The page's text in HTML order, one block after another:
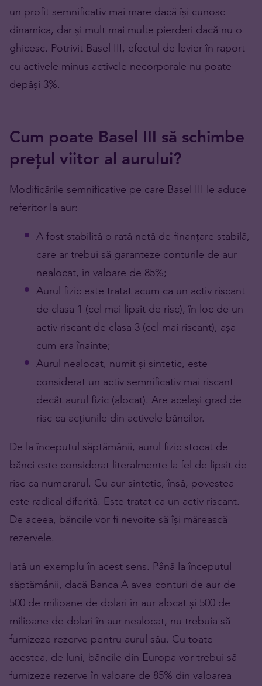
un profit semnificativ mai mare dacă își cunosc
dinamica, dar și mult mai multe pierderi dacă nu o
ghicesc. Potrivit Basel III, efectul de levier în raport
cu activele minus activele necorporale nu poate
depăși 3%.
Cum poate Basel III să schimbe
prețul viitor al aurului?
Modificările semnificative pe care Basel III le aduce
referitor la aur:
A fost stabilită o rată netă de finanțare stabilă,
care ar trebui să garanteze conturile de aur
nealocat, în valoare de 85%;
Aurul fizic este tratat acum ca un activ riscant
de clasa 1 (cel mai lipsit de risc), în loc de un
activ riscant de clasa 3 (cel mai riscant), așa
cum era înainte;
Aurul nealocat, numit și sintetic, este
considerat un activ semnificativ mai riscant
decât aurul fizic (alocat). Are același grad de
risc ca acțiunile din activele băncilor.
De la începutul săptămânii, aurul fizic stocat de
bănci este considerat literalmente la fel de lipsit de
risc ca numerarul. Cu aur sintetic, însă, povestea
este radical diferită. Este tratat ca un activ riscant.
De aceea, băncile vor fi nevoite să își mărească
rezervele.
Iată un exemplu în acest sens. Până la începutul
săptămânii, dacă Banca A avea conturi de aur de
500 de milioane de dolari în aur alocat și 500 de
milioane de dolari în aur nealocat, nu trebuia să
furnizeze rezerve pentru aurul său. Cu toate
acestea, de luni, băncile din Europa vor trebui să
furnizeze rezerve în valoare de 85% din valoarea